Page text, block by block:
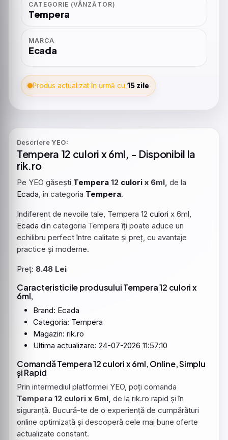
CATEGORIE (VÂNZĂTOR)
Tempera
MARCA
Ecada
Produs actualizat în urmă cu 15 zile
Descriere YEO:
Tempera 12 culori x 6ml, - Disponibil la
rik.ro
Pe YEO găsești Tempera 12 culori x 6ml, de la
Ecada, în categoria Tempera.
Indiferent de nevoile tale, Tempera 12 culori x 6ml,
Ecada din categoria Tempera îți poate aduce un
echilibru perfect între calitate și preț, cu avantaje
practice și moderne.
Preț: 8.48 Lei
Caracteristicile produsului Tempera 12 culori x
6ml,
Brand: Ecada
Categoria: Tempera
Magazin: rik.ro
Ultima actualizare: 24-07-2026 11:57:10
Comandă Tempera 12 culori x 6ml, Online, Simplu
și Rapid
Prin intermediul platformei YEO, poți comanda
Tempera 12 culori x 6ml, de la rik.ro rapid și în
siguranță. Bucură-te de o experiență de cumpărături
online optimizată și descoperă cele mai bune oferte
actualizate constant.